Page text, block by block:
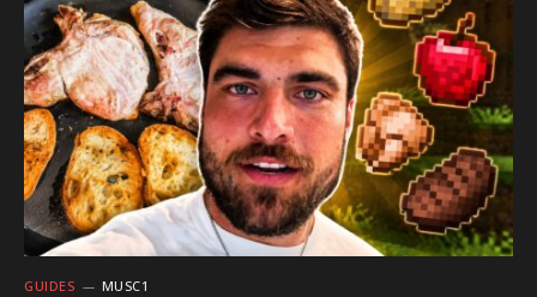
GUIDES MUSC1